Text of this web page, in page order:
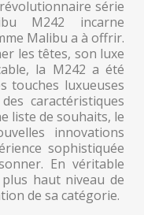
série
M242 incarne
Malibu a à offrir.
les têtes, son luxe
la M242 a été
touches luxueuses
caractéristiques
liste de souhaits, le
innovations
sophistiquée
En véritable
haut niveau de
de sa catégorie.